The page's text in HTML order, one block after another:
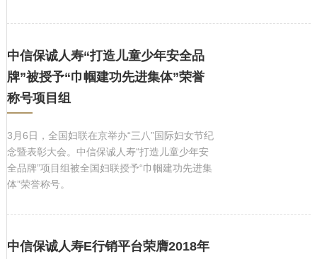
中信保诚人寿“打造儿童少年安全品
牌”被授予“巾帼建功先进集体”荣誉
称号项目组
3月6日，全国妇联在京举办“三八”国际妇女节纪
念暨表彰大会。中信保诚人寿“打造儿童少年安
全品牌”项目组被全国妇联授予“巾帼建功先进集
体”荣誉称号。
中信保诚人寿E行销平台荣膺2018年